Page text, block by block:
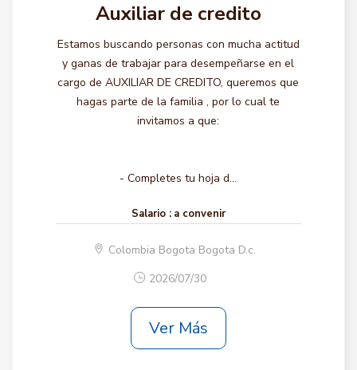
Auxiliar de credito
Estamos buscando personas con mucha actitud
y ganas de trabajar para desempeñarse en el
cargo de AUXILIAR DE CREDITO, queremos que
hagas parte de la familia , por lo cual te
invitamos a que:
- Completes tu hoja d...
Salario : a convenir
Colombia Bogota Bogota D.c.
2026/07/30
Ver Más